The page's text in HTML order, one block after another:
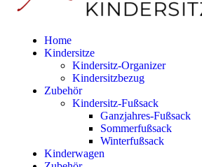
Home
Kindersitze
Kindersitz-Organizer
Kindersitzbezug
Zubehör
Kindersitz-Fußsack
Ganzjahres-Fußsack
Sommerfußsack
Winterfußsack
Kinderwagen